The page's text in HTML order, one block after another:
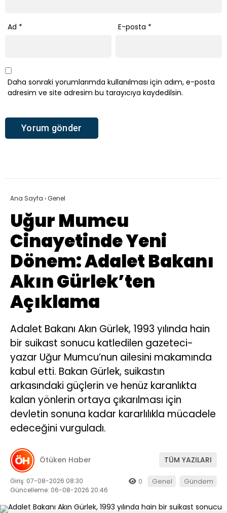
Ad * E-posta *
Daha sonraki yorumlarımda kullanılması için adım, e-posta
adresim ve site adresim bu tarayıcıya kaydedilsin.
Ana Sayfa ›Genel
Uğur Mumcu
Cinayetinde Yeni
Dönem: Adalet Bakanı
Akın Gürlek’ten
Açıklama
Adalet Bakanı Akın Gürlek, 1993 yılında hain
bir suikast sonucu katledilen gazeteci-
yazar Uğur Mumcu’nun ailesini makamında
kabul etti. Bakan Gürlek, suikastın
arkasındaki güçlerin ve henüz karanlıkta
kalan yönlerin ortaya çıkarılması için
devletin sonuna kadar kararlılıkla mücadele
edeceğini vurguladı.
Ötüken Haber TÜM YAZILARI
Giriş: 07-08-2026 08:30
Güncelleme: 06-08-2026 20:46
0 Genel Gündem